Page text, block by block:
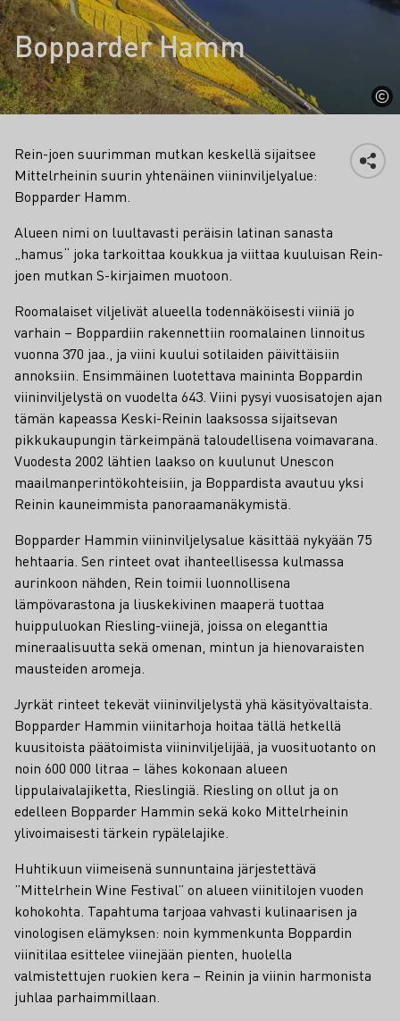
Bopparder Hamm
Rein-joen suurimman mutkan keskellä sijaitsee
Mittelrheinin suurin yhtenäinen viininviljelyalue:
Bopparder Hamm.
Alueen nimi on luultavasti peräisin latinan sanasta
„hamus“ joka tarkoittaa koukkua ja viittaa kuuluisan Rein-
joen mutkan S-kirjaimen muotoon.
Roomalaiset viljelivät alueella todennäköisesti viiniä jo
varhain – Boppardiin rakennettiin roomalainen linnoitus
vuonna 370 jaa., ja viini kuului sotilaiden päivittäisiin
annoksiin. Ensimmäinen luotettava maininta Boppardin
viininviljelystä on vuodelta 643. Viini pysyi vuosisatojen ajan
tämän kapeassa Keski-Reinin laaksossa sijaitsevan
pikkukaupungin tärkeimpänä taloudellisena voimavarana.
Vuodesta 2002 lähtien laakso on kuulunut Unescon
maailmanperintökohteisiin, ja Boppardista avautuu yksi
Reinin kauneimmista panoraamanäkymistä.
Bopparder Hammin viininviljelysalue käsittää nykyään 75
hehtaaria. Sen rinteet ovat ihanteellisessa kulmassa
aurinkoon nähden, Rein toimii luonnollisena
lämpövarastona ja liuskekivinen maaperä tuottaa
huippuluokan Riesling-viinejä, joissa on eleganttia
mineraalisuutta sekä omenan, mintun ja hienovaraisten
mausteiden aromeja.
Jyrkät rinteet tekevät viininviljelystä yhä käsityövaltaista.
Bopparder Hammin viinitarhoja hoitaa tällä hetkellä
kuusitoista päätoimista viininviljelijää, ja vuosituotanto on
noin 600 000 litraa – lähes kokonaan alueen
lippulaivalajiketta, Rieslingiä. Riesling on ollut ja on
edelleen Bopparder Hammin sekä koko Mittelrheinin
ylivoimaisesti tärkein rypälelajike.
Huhtikuun viimeisenä sunnuntaina järjestettävä
”Mittelrhein Wine Festival” on alueen viinitilojen vuoden
kohokohta. Tapahtuma tarjoaa vahvasti kulinaarisen ja
vinologisen elämyksen: noin kymmenkunta Boppardin
viinitilaa esittelee viinejään pienten, huolella
valmistettujen ruokien kera – Reinin ja viinin harmonista
juhlaa parhaimmillaan.